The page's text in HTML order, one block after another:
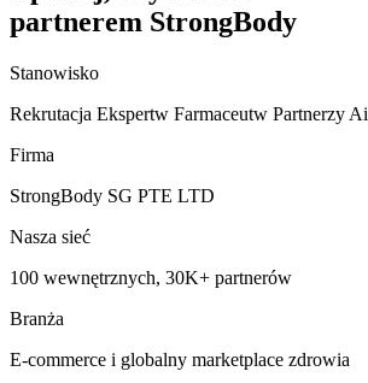
partnerem StrongBody
Stanowisko
Rekrutacja Ekspertw Farmaceutw Partnerzy Ai
Firma
StrongBody SG PTE LTD
Nasza sieć
100 wewnętrznych, 30K+ partnerów
Branża
E-commerce i globalny marketplace zdrowia